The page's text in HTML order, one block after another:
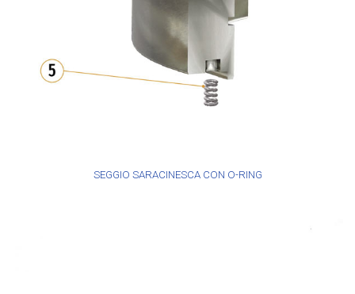
SEGGIO SARACINESCA CON O-RING